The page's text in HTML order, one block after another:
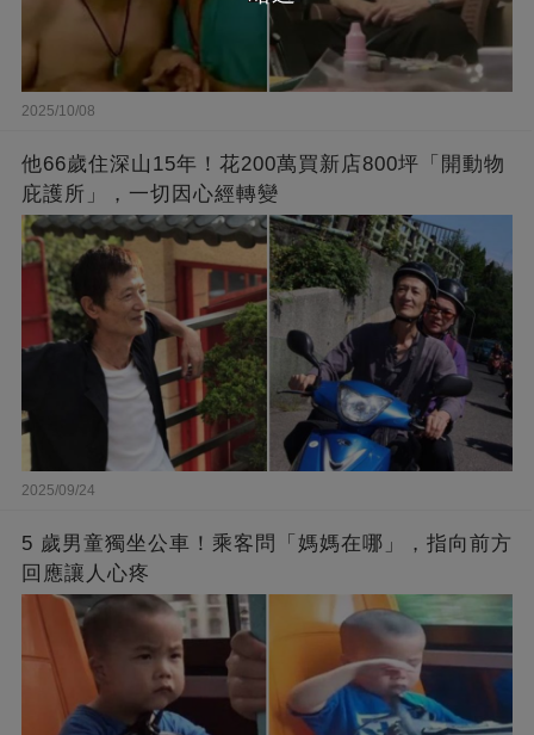
2025/10/08
他66歲住深山15年！花200萬買新店800坪「開動物
庇護所」，一切因心經轉變
2025/09/24
5 歲男童獨坐公車！乘客問「媽媽在哪」，指向前方
回應讓人心疼